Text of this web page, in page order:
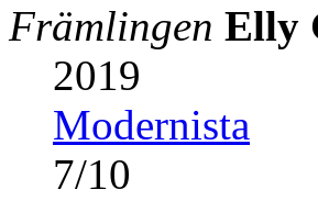
Främlingen Elly
2019
Modernista
7/10